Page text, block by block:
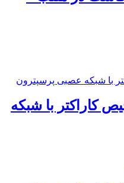
کاراکتر با شبکه